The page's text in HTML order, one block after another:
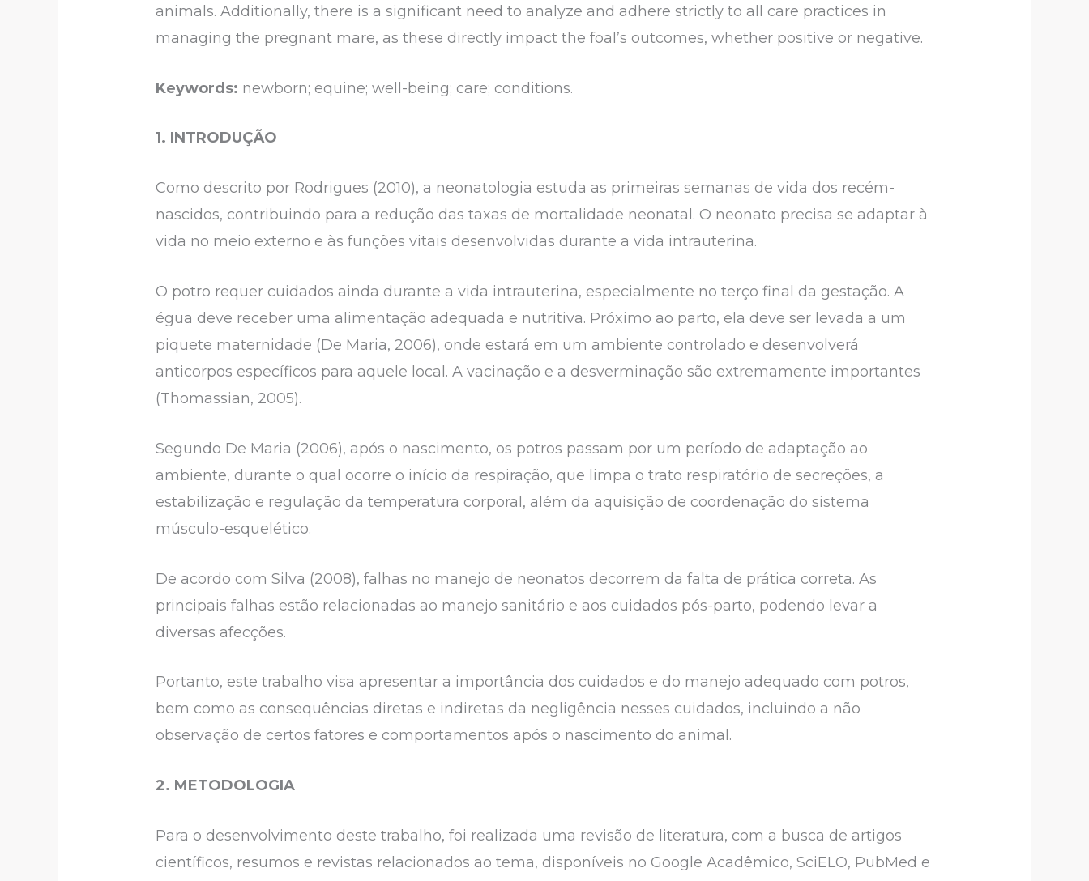
animals. Additionally, there is a significant need to analyze and adhere strictly to all care practices in
managing the pregnant mare, as these directly impact the foal’s outcomes, whether positive or negative.
Keywords: newborn; equine; well-being; care; conditions.
1. INTRODUÇÃO
Como descrito por Rodrigues (2010), a neonatologia estuda as primeiras semanas de vida dos recém-
nascidos, contribuindo para a redução das taxas de mortalidade neonatal. O neonato precisa se adaptar à
vida no meio externo e às funções vitais desenvolvidas durante a vida intrauterina.
O potro requer cuidados ainda durante a vida intrauterina, especialmente no terço final da gestação. A
égua deve receber uma alimentação adequada e nutritiva. Próximo ao parto, ela deve ser levada a um
piquete maternidade (De Maria, 2006), onde estará em um ambiente controlado e desenvolverá
anticorpos específicos para aquele local. A vacinação e a desverminação são extremamente importantes
(Thomassian, 2005).
Segundo De Maria (2006), após o nascimento, os potros passam por um período de adaptação ao
ambiente, durante o qual ocorre o início da respiração, que limpa o trato respiratório de secreções, a
estabilização e regulação da temperatura corporal, além da aquisição de coordenação do sistema
músculo-esquelético.
De acordo com Silva (2008), falhas no manejo de neonatos decorrem da falta de prática correta. As
principais falhas estão relacionadas ao manejo sanitário e aos cuidados pós-parto, podendo levar a
diversas afecções.
Portanto, este trabalho visa apresentar a importância dos cuidados e do manejo adequado com potros,
bem como as consequências diretas e indiretas da negligência nesses cuidados, incluindo a não
observação de certos fatores e comportamentos após o nascimento do animal.
2. METODOLOGIA
Para o desenvolvimento deste trabalho, foi realizada uma revisão de literatura, com a busca de artigos
científicos, resumos e revistas relacionados ao tema, disponíveis no Google Acadêmico, SciELO, PubMed e